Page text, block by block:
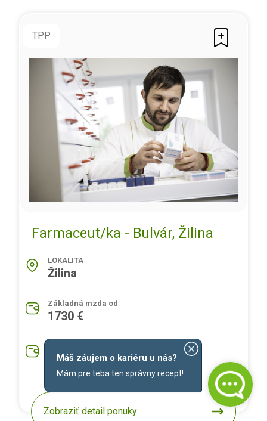
TPP
Farmaceut/ka - Bulvár, Žilina
LOKALITA
Žilina
Základná mzda od
1730 €
1930 €
Zobraziť detail ponuky
Máš záujem o kariéru u nás?
Mám pre teba ten správny recept!